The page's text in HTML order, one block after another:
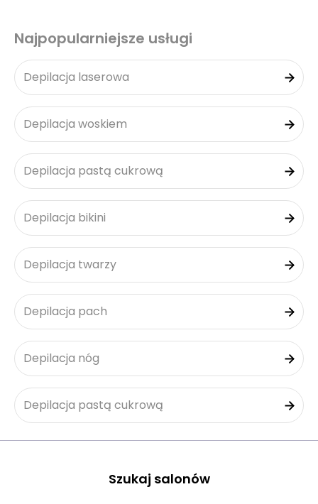
Najpopularniejsze usługi
Depilacja laserowa
Depilacja woskiem
Depilacja pastą cukrową
Depilacja bikini
Depilacja twarzy
Depilacja pach
Depilacja nóg
Depilacja pastą cukrową
Szukaj salonów